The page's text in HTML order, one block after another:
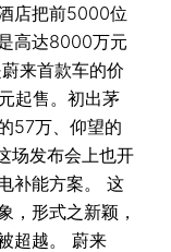
店把前5000位
高达8000万元
来首款车的价
起售。初出茅
57万、仰望的
场发布会上也开
补能方案。 这
，形式之新颖，
超越。 蔚来